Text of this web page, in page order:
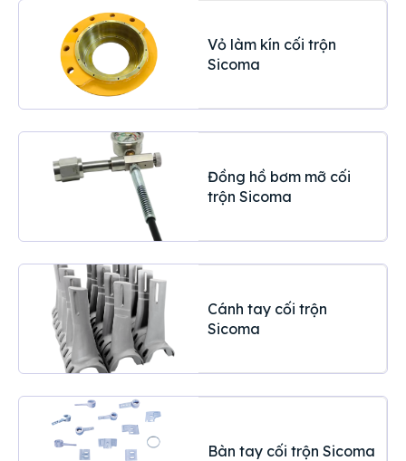
Vỏ làm kín cối trộn
Sicoma
Đồng hồ bơm mỡ cối
trộn Sicoma
Cánh tay cối trộn
Sicoma
Bàn tay cối trộn Sicoma